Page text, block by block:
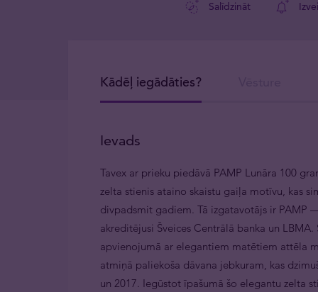
Salīdzināt
Kādēļ iegādāties?
Ievads
Tavex ar prieku piedāvā PAMP Lunāra 100
zelta stienis ataino skaistu gaiļa motīvu, kas
divpadsmit gadiem. Tā izgatavotājs ir PAMP
akreditējusi Šveices Centrālā banka un
apvienojumā ar elegantiem matētiem attēla
atmiņā paliekoša dāvana jebkuram, kas
un 2017. Iegūstot īpašumā šo elegantu zelta